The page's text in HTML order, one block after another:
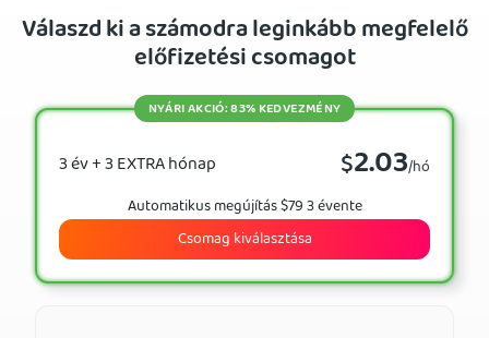
Válaszd ki a számodra leginkább megfelelő
előfizetési csomagot
3 év + 3 EXTRA hónap $2.03/hó
NYÁRI AKCIÓ: 83% KEDVEZMÉNY
Automatikus megújítás $79 3 évente
Csomag kiválasztása